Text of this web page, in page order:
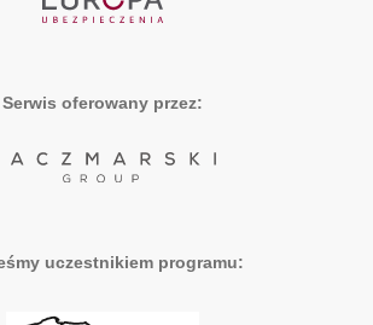
Serwis oferowany przez:
uczestnikiem programu: